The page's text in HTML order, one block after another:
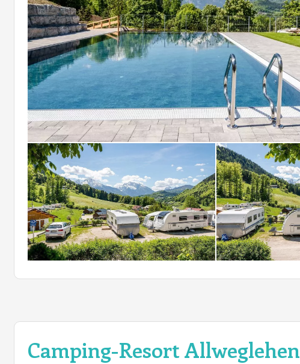
Camping-Resort Allweglehen